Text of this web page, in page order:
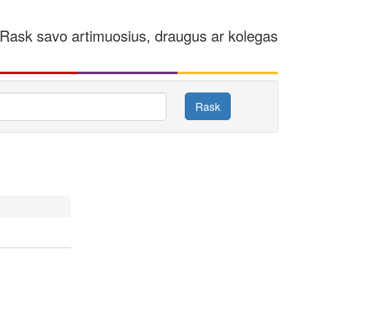
Rask savo artimuosius, draugus ar kolegas
Rask